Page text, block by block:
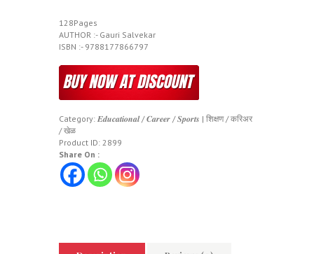
128Pages
AUTHOR :- Gauri Salvekar
ISBN :- 9788177866797
Category: 𝑬𝒅𝒖𝒄𝒂𝒕𝒊𝒐𝒏𝒂𝒍 / 𝑪𝒂𝒓𝒆𝒆𝒓 / 𝑺𝒑𝒐𝒓𝒕𝒔 | शिक्षण / करिअर
/ खेळ
Product ID: 2899
Share On :